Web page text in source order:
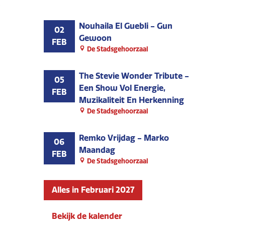
02
FEB
Nouhaila El Guebli - Gun
Gewoon
De Stadsgehoorzaal
05
FEB
The Stevie Wonder Tribute -
Een Show Vol Energie,
Muzikaliteit En Herkenning
De Stadsgehoorzaal
06
FEB
Remko Vrijdag - Marko
Maandag
De Stadsgehoorzaal
Alles in Februari 2027
Bekijk de kalender